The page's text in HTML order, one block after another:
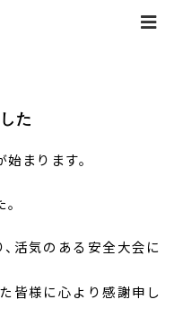
した
まります。
活気のある安全大会に
皆様に心より感謝申し